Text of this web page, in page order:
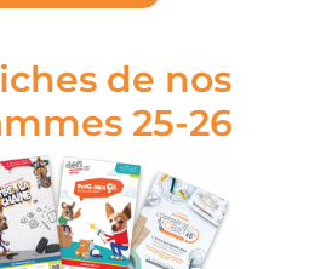
de nos
25-26